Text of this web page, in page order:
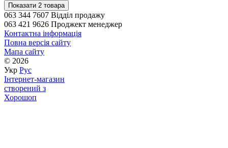
Показати 2 товара
063 344 7607 Відділ продажу
063 421 9626 Проджект менеджер
Контактна інформація
Повна версія сайту
Мапа сайту
© 2026
Укр Рус
Інтернет-магазин
створений з
Хорошоп